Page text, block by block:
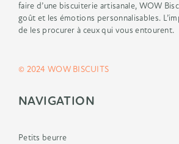
faire d’une biscuiterie artisanale, WOW
goût et les émotions personnalisables.
de les procurer à ceuxqui vous entourent.
© 2024 WOW BISCUITS
NAVIGATION
Petits beurre